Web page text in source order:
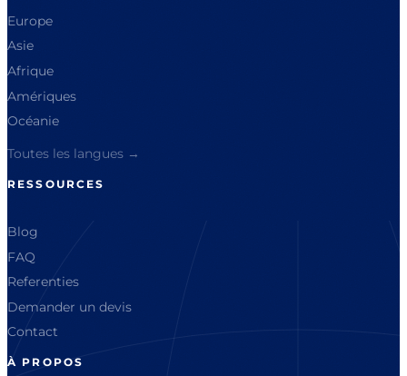
Europe
Asie
Afrique
Amériques
Océanie
Toutes les langues →
RESSOURCES
Blog
FAQ
Referenties
Demander un devis
Contact
À PROPOS